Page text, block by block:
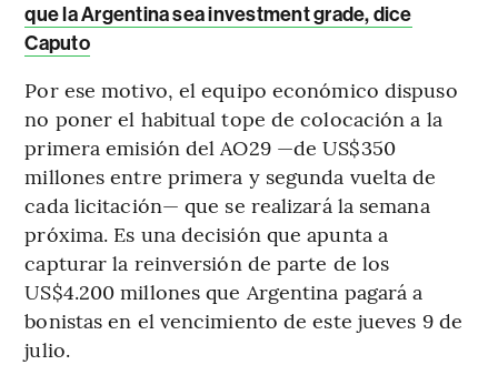
que la Argentina sea investment grade, dice
Caputo
Por ese motivo, el equipo económico dispuso
no poner el habitual tope de colocación a la
primera emisión del AO29 —de US$350
millones entre primera y segunda vuelta de
cada licitación— que se realizará la semana
próxima. Es una decisión que apunta a
capturar la reinversión de parte de los
US$4.200 millones que Argentina pagará a
bonistas en el vencimiento de este jueves 9 de
julio.